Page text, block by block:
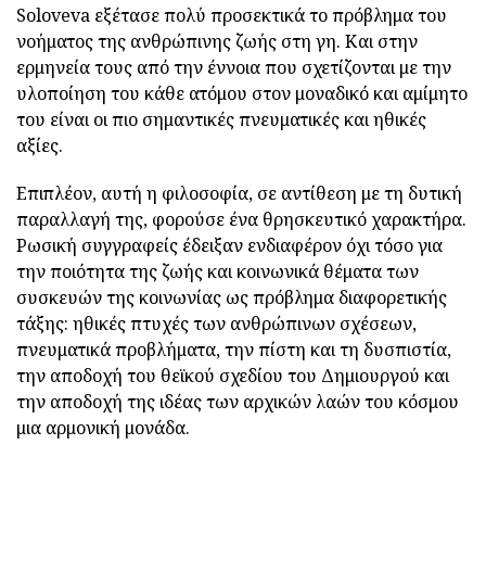
Soloveva εξέτασε πολύ προσεκτικά το πρόβλημα του
νοήματος της ανθρώπινης ζωής στη γη. Και στην
ερμηνεία τους από την έννοια που σχετίζονται με την
υλοποίηση του κάθε ατόμου στον μοναδικό και αμίμητο
του είναι οι πιο σημαντικές πνευματικές και ηθικές
αξίες.
Επιπλέον, αυτή η φιλοσοφία, σε αντίθεση με τη δυτική
παραλλαγή της, φορούσε ένα θρησκευτικό χαρακτήρα.
Ρωσική συγγραφείς έδειξαν ενδιαφέρον όχι τόσο για
την ποιότητα της ζωής και κοινωνικά θέματα των
συσκευών της κοινωνίας ως πρόβλημα διαφορετικής
τάξης: ηθικές πτυχές των ανθρώπινων σχέσεων,
πνευματικά προβλήματα, την πίστη και τη δυσπιστία,
την αποδοχή του θεϊκού σχεδίου του Δημιουργού και
την αποδοχή της ιδέας των αρχικών λαών του κόσμου
μια αρμονική μονάδα.